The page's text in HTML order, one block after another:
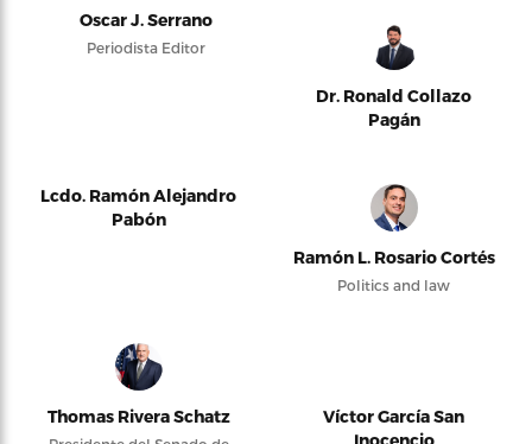
Oscar J. Serrano
Periodista Editor
Dr. Ronald Collazo
Pagán
Lcdo. Ramón Alejandro
Pabón
Ramón L. Rosario Cortés
Politics and law
Thomas Rivera Schatz
Víctor García San
Inocencio